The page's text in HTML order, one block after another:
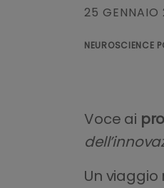
25 GENNAIO
NEUROSCIENCE
Voce ai
Un viaggio